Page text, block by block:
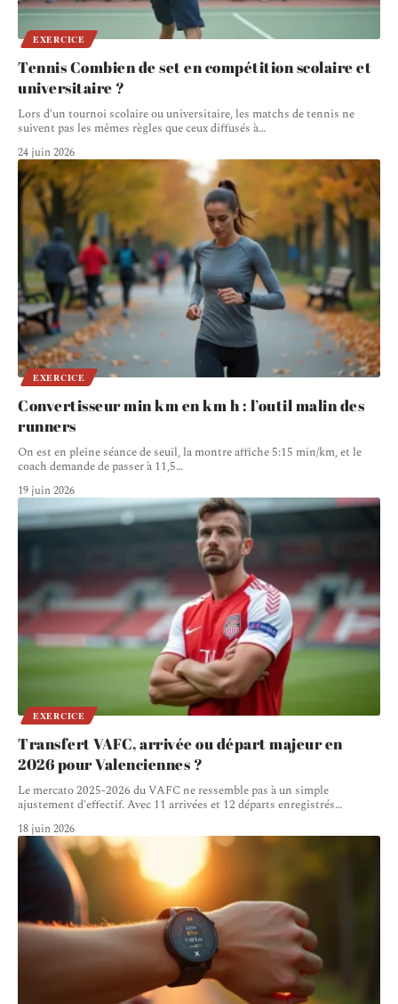
EXERCICE
Tennis Combien de set en compétition scolaire et
universitaire ?
Lors d'un tournoi scolaire ou universitaire, les matchs de tennis ne
suivent pas les mêmes règles que ceux diffusés à…
24 juin 2026
EXERCICE
Convertisseur min km en km h : l’outil malin des
runners
On est en pleine séance de seuil, la montre affiche 5:15 min/km, et le
coach demande de passer à 11,5…
19 juin 2026
EXERCICE
Transfert VAFC, arrivée ou départ majeur en
2026 pour Valenciennes ?
Le mercato 2025-2026 du VAFC ne ressemble pas à un simple
ajustement d'effectif. Avec 11 arrivées et 12 départs enregistrés…
18 juin 2026